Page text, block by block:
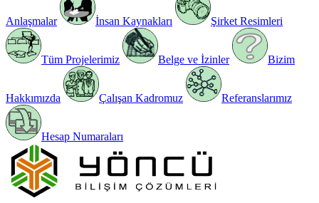
Anlaşmalar İnsan Kaynakları Şirket Resimleri
Tüm Projelerimiz Belge ve İzinler Bizim
Hakkımızda Çalışan Kadromuz Referanslarımız
Hesap Numaraları